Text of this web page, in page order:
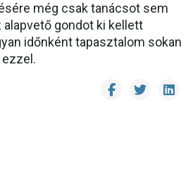
még csak tanácsot sem
alapvető gondot ki kellett
időnként tapasztalom sokan